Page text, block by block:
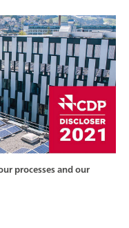
processes and our